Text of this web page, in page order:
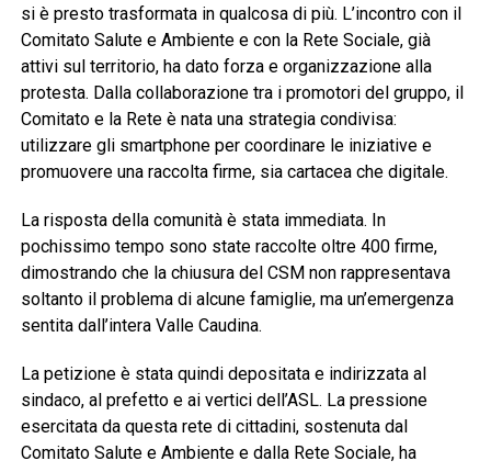
si è presto trasformata in qualcosa di più. L’incontro con il
Comitato Salute e Ambiente e con la Rete Sociale, già
attivi sul territorio, ha dato forza e organizzazione alla
protesta. Dalla collaborazione tra i promotori del gruppo, il
Comitato e la Rete è nata una strategia condivisa:
utilizzare gli smartphone per coordinare le iniziative e
promuovere una raccolta firme, sia cartacea che digitale.
La risposta della comunità è stata immediata. In
pochissimo tempo sono state raccolte oltre 400 firme,
dimostrando che la chiusura del CSM non rappresentava
soltanto il problema di alcune famiglie, ma un’emergenza
sentita dall’intera Valle Caudina.
La petizione è stata quindi depositata e indirizzata al
sindaco, al prefetto e ai vertici dell’ASL. La pressione
esercitata da questa rete di cittadini, sostenuta dal
Comitato Salute e Ambiente e dalla Rete Sociale, ha